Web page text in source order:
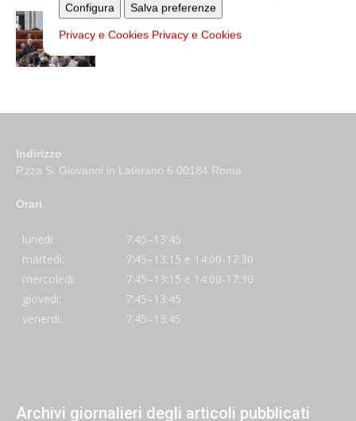
Configura
Salva preferenze
Privacy e Cookies Privacy e Cookies
Dichiarazione di Roma, l’intervento del
cardinale Reina in Campidoglio
Indirizzo
P.zza S. Giovanni in Laterano 6 00184 Roma
Orari
lunedi:
7:45–13:45
martedi:
7:45–13:15 e 14:00-17:30
mercoledi:
7:45–13:15 e 14:00-17:30
giovedi:
7:45–13:45
venerdi:
7:45–13:45
Archivi giornalieri degli articoli pubblicati